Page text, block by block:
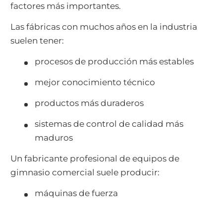
factores más importantes.
Las fábricas con muchos años en la industria
suelen tener:
procesos de producción más estables
mejor conocimiento técnico
productos más duraderos
sistemas de control de calidad más
maduros
Un fabricante profesional de equipos de
gimnasio comercial suele producir:
máquinas de fuerza